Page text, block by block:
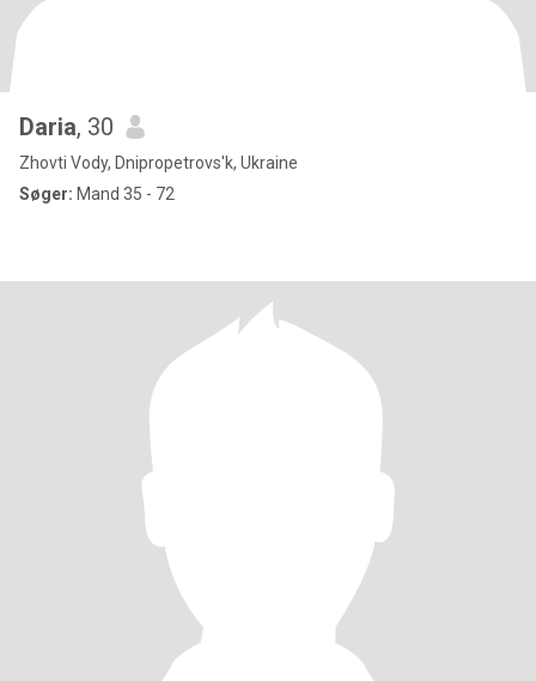
Daria, 30
Zhovti Vody, Dnipropetrovs'k, Ukraine
Søger: Mand 35 - 72